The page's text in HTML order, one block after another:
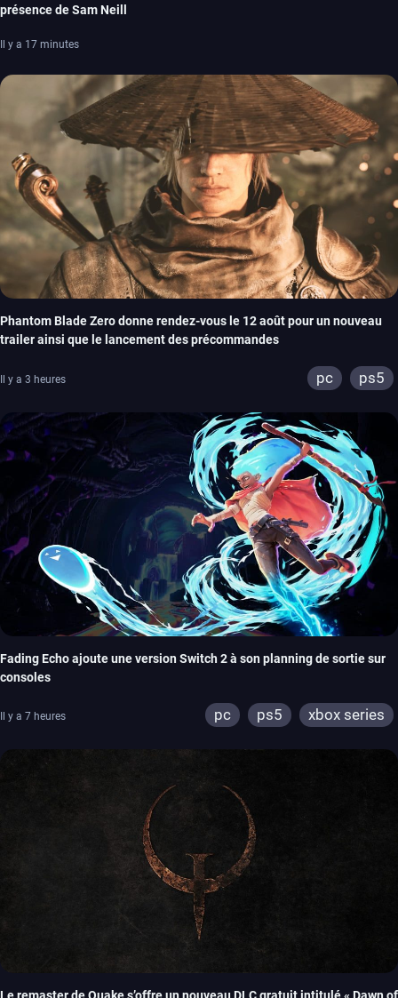
présence de Sam Neill
Il y a 17 minutes
Phantom Blade Zero donne rendez-vous le 12 août pour un nouveau
trailer ainsi que le lancement des précommandes
Il y a 3 heures pc ps5
Fading Echo ajoute une version Switch 2 à son planning de sortie sur
consoles
Il y a 7 heures pc ps5 xbox series